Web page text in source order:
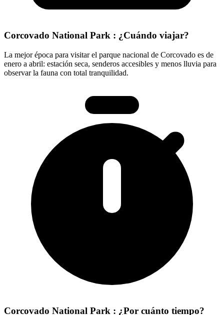
Corcovado National Park : ¿Cuándo viajar?
La mejor época para visitar el parque nacional de Corcovado es de
enero a abril: estación seca, senderos accesibles y menos lluvia para
observar la fauna con total tranquilidad.
Corcovado National Park : ¿Por cuánto tiempo?